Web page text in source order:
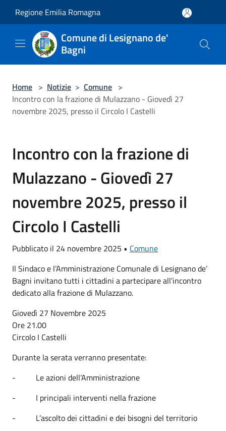
Regione Emilia Romagna
Comune di Lesignano de'
Bagni
Home > Notizie > Comune >
Incontro con la frazione di Mulazzano - Giovedì 27
novembre 2025, presso il Circolo I Castelli
Incontro con la frazione di
Mulazzano - Giovedì 27
novembre 2025, presso il
Circolo I Castelli
Pubblicato il 24 novembre 2025 • Comune
Il Sindaco e l’Amministrazione Comunale di Lesignano de’
Bagni invitano tutti i cittadini a partecipare all’incontro
dedicato alla frazione di Mulazzano.
Giovedì 27 Novembre 2025
Ore 21.00
Circolo I Castelli
Durante la serata verranno presentate:
- Le azioni dell’Amministrazione
- I principali interventi nella frazione
- L’ascolto dei cittadini e dei bisogni del territorio